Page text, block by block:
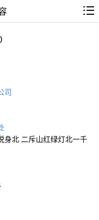
司
身北 二斥山红绿灯北一千